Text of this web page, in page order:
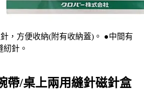
，方便收納(附有收納蓋)。 ●中間有
紉針。
帶/桌上兩用縫針磁針盒